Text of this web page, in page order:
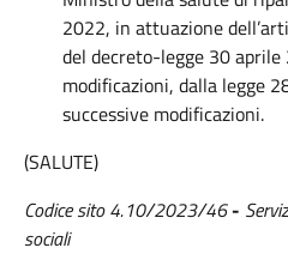
2022, in attuazione
del decreto-legge 30
modificazioni, dalla legge
successive modificazioni.
(SALUTE)
Codice sito 4.10/2023/46-
sociali